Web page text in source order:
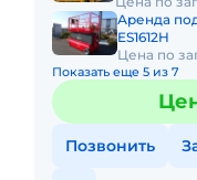
Аренда
ES1612H
Цена по
Показать еще 5 из 7
Позвонить